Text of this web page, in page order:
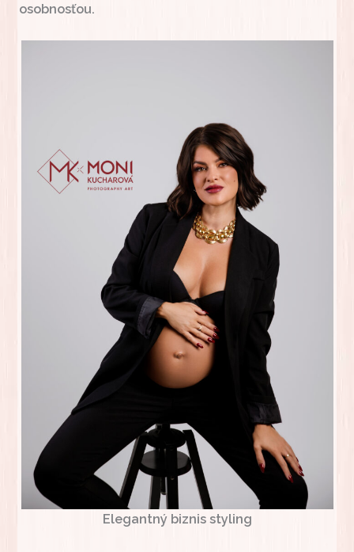
osobnosťou.
Elegantný biznis styling